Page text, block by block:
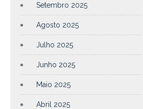
Setembro 2025
Agosto 2025
Julho 2025
Junho 2025
Maio 2025
Abril 2025